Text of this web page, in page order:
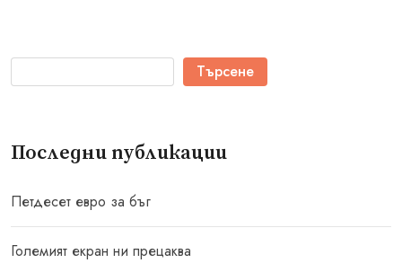
Търсене
Последни публикации
Петдесет евро за бъг
Големият екран ни прецаква